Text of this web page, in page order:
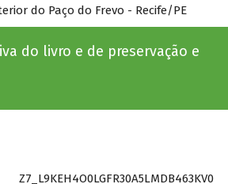
do livro e de preservação e
Z7_L9KEH4O0LGFR30A5LMDB463KV0